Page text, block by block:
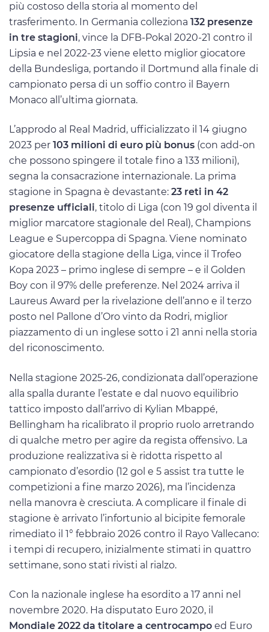
più costoso della storia al momento del
trasferimento. In Germania colleziona 132 presenze
in tre stagioni, vince la DFB-Pokal 2020-21 contro il
Lipsia e nel 2022-23 viene eletto miglior giocatore
della Bundesliga, portando il Dortmund alla finale di
campionato persa di un soffio contro il Bayern
Monaco all’ultima giornata.
L’approdo al Real Madrid, ufficializzato il 14 giugno
2023 per 103 milioni di euro più bonus (con add-on
che possono spingere il totale fino a 133 milioni),
segna la consacrazione internazionale. La prima
stagione in Spagna è devastante: 23 reti in 42
presenze ufficiali, titolo di Liga (con 19 gol diventa il
miglior marcatore stagionale del Real), Champions
League e Supercoppa di Spagna. Viene nominato
giocatore della stagione della Liga, vince il Trofeo
Kopa 2023 – primo inglese di sempre – e il Golden
Boy con il 97% delle preferenze. Nel 2024 arriva il
Laureus Award per la rivelazione dell’anno e il terzo
posto nel Pallone d’Oro vinto da Rodri, miglior
piazzamento di un inglese sotto i 21 anni nella storia
del riconoscimento.
Nella stagione 2025-26, condizionata dall’operazione
alla spalla durante l’estate e dal nuovo equilibrio
tattico imposto dall’arrivo di Kylian Mbappé,
Bellingham ha ricalibrato il proprio ruolo arretrando
di qualche metro per agire da regista offensivo. La
produzione realizzativa si è ridotta rispetto al
campionato d’esordio (12 gol e 5 assist tra tutte le
competizioni a fine marzo 2026), ma l’incidenza
nella manovra è cresciuta. A complicare il finale di
stagione è arrivato l’infortunio al bicipite femorale
rimediato il 1° febbraio 2026 contro il Rayo Vallecano:
i tempi di recupero, inizialmente stimati in quattro
settimane, sono stati rivisti al rialzo.
Con la nazionale inglese ha esordito a 17 anni nel
novembre 2020. Ha disputato Euro 2020, il
Mondiale 2022 da titolare a centrocampo ed Euro